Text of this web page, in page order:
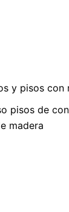
y pisos con
pisos de
madera